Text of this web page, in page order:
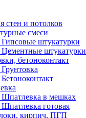
стен и потолков
смеси
Гипсовые штукатурки
Цементные штукатурки
бетоноконтакт
Шпатлевка в мешках
Шпатлевка готовая
кирпич, ПГП